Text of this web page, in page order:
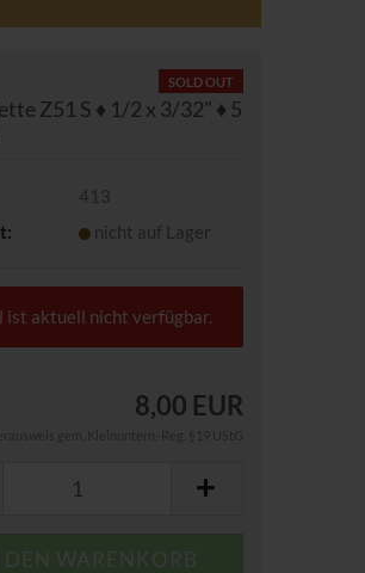
SOLD OUT
Z51 S ♦ 1/2 x 3/32" ♦ 5
413
nicht auf Lager
ist aktuell nicht verfügbar.
8,00 EUR